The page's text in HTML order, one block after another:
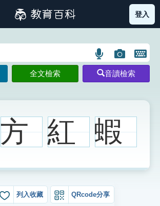
筆畫索引圖示 部首索引表圖示
登入
語
言
搜
示
圖
片
搜
示
開
鍵
圖
全文檢索 音讀檢索
方 紅 蝦
列入收藏 QRcode分享